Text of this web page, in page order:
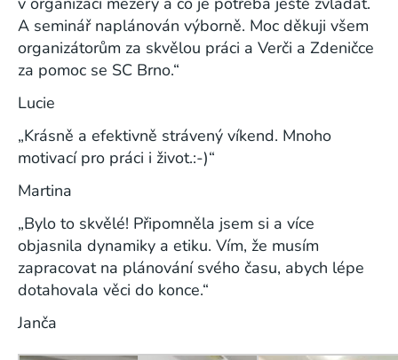
A seminář naplánován výborně. Moc děkuji všem
organizátorům za skvělou práci a Verči a Zdeničce
za pomoc se SC Brno.“
Lucie
„Krásně a efektivně strávený víkend. Mnoho
motivací pro práci i život.:-)“
Martina
„Bylo to skvělé! Připomněla jsem si a více
objasnila dynamiky a etiku. Vím, že musím
zapracovat na plánování svého času, abych lépe
dotahovala věci do konce.“
Janča